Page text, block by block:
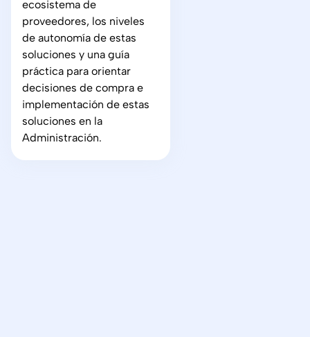
ecosistema de
proveedores, los niveles
de autonomía de estas
soluciones y una guía
práctica para orientar
decisiones de compra e
implementación de estas
soluciones en la
Administración.